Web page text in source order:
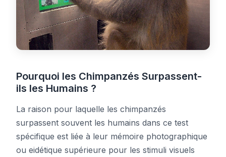
Pourquoi les Chimpanzés Surpassent-
ils les Humains ?
La raison pour laquelle les chimpanzés
surpassent souvent les humains dans ce test
spécifique est liée à leur mémoire photographique
ou eidétique supérieure pour les stimuli visuels